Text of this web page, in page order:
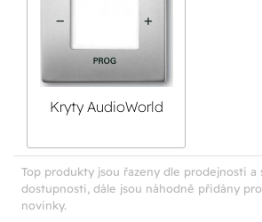
Kryty AudioWorld
Top produkty jsou řazeny dle prodejnosti a
dostupnosti, dále jsou náhodně přidány
novinky.